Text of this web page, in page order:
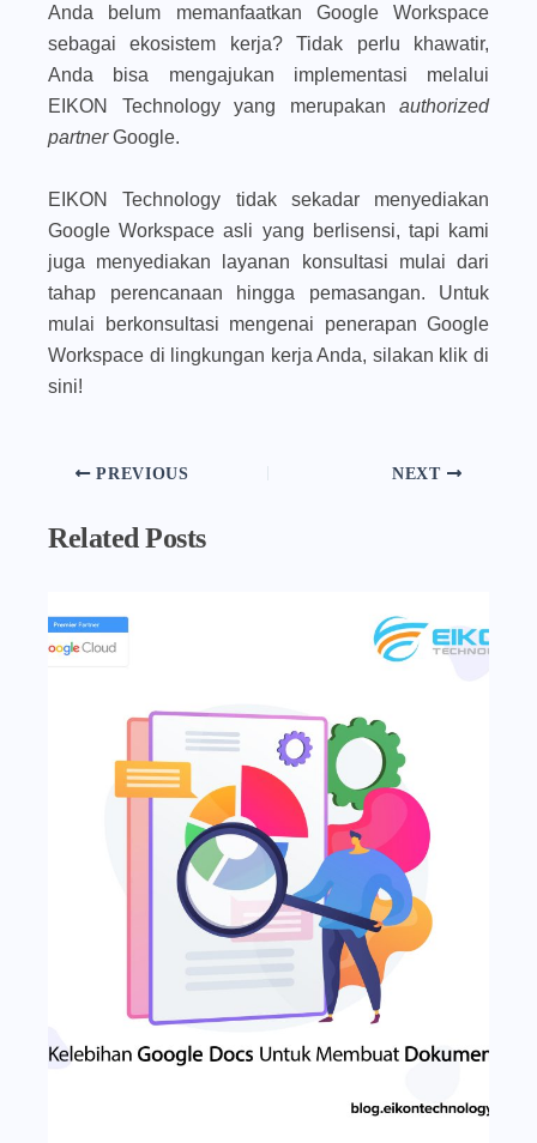
Anda belum memanfaatkan Google Workspace
sebagai ekosistem kerja? Tidak perlu khawatir,
Anda bisa mengajukan implementasi melalui
EIKON Technology yang merupakan authorized
partnerGoogle.
EIKON Technology tidak sekadar menyediakan
Google Workspace asli yang berlisensi, tapi kami
juga menyediakan layanan konsultasi mulai dari
tahap perencanaan hingga pemasangan. Untuk
mulai berkonsultasi mengenai penerapan Google
Workspace di lingkungan kerja Anda, silakan klik di
sini!
PREVIOUS NEXT
Related Posts